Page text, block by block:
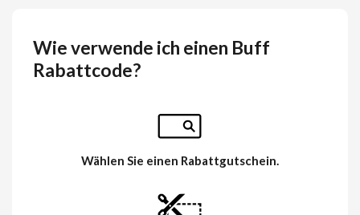
Wie verwende ich einen Buff
Rabattcode?
Wählen Sie einen Rabattgutschein.